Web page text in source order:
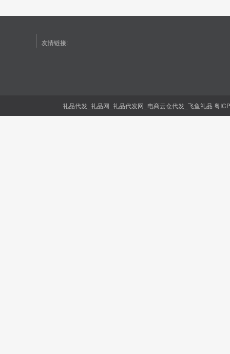
友情链接:
礼品代发_礼品网_礼品代发网_电商云仓代发_飞鱼礼品粤